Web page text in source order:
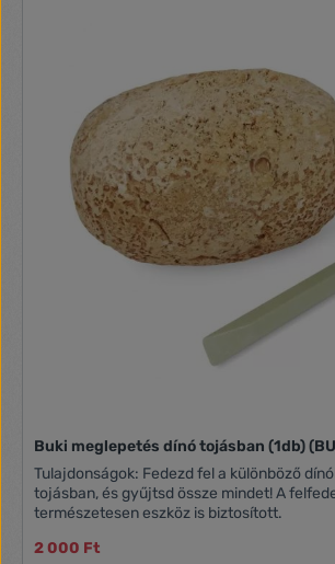
Buki meglepetés dínó tojásban (1db)
Tulajdonságok: Fedezd fel a különböző dínókat a meglepetés
tojásban, és gyűjtsd össze mindet! A
természetesen eszköz is biztosított.
2 000 Ft